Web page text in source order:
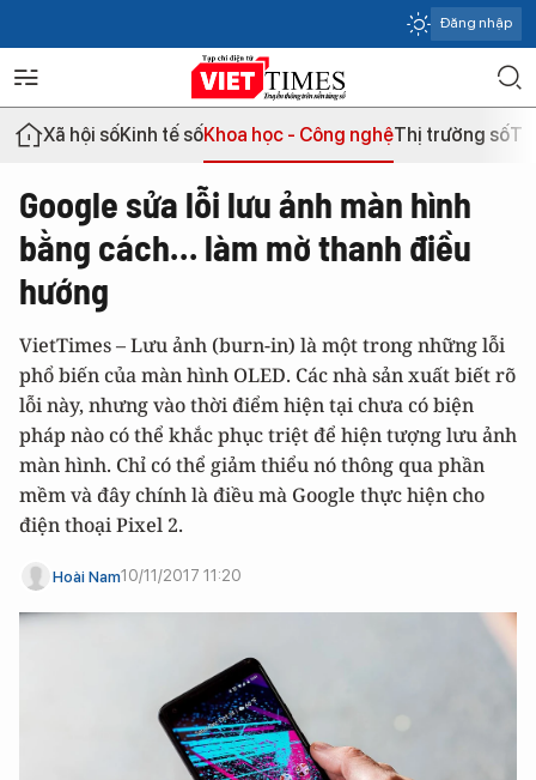
Đăng nhập
Xã hội sốKinh tế sốKhoa học - Công nghệThị trường số
Google sửa lỗi lưu ảnh màn hình
bằng cách… làm mờ thanh điều
hướng
VietTimes – Lưu ảnh (burn-in) là một trong những lỗi
phổ biến của màn hình OLED. Các nhà sản xuất biết rõ
lỗi này, nhưng vào thời điểm hiện tại chưa có biện
pháp nào có thể khắc phục triệt để hiện tượng lưu ảnh
màn hình. Chỉ có thể giảm thiểu nó thông qua phần
mềm và đây chính là điều mà Google thực hiện cho
điện thoại Pixel 2.
Hoài Nam10/11/2017 11:20